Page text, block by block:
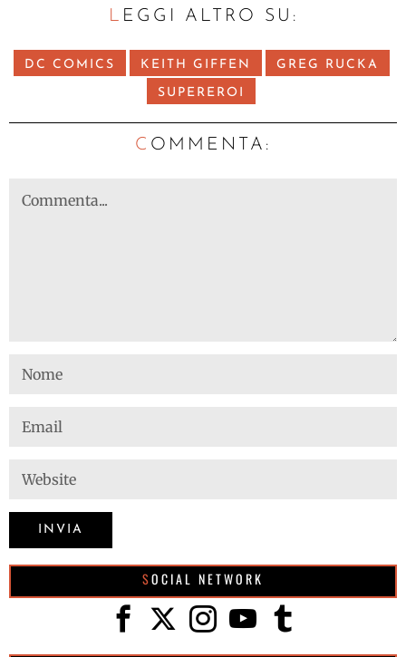
LEGGI ALTRO SU:
DC COMICS KEITH GIFFEN GREG RUCKA
SUPEREROI
C OMMENTA:
SOCIAL NETWORK